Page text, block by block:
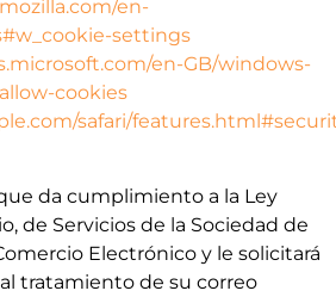
en-
settings
en-GB/windows-
cookies
safari/
da cumplimiento a la Ley
de Servicios de la Sociedad de
Electrónico y le solicitará
tratamiento de su correo